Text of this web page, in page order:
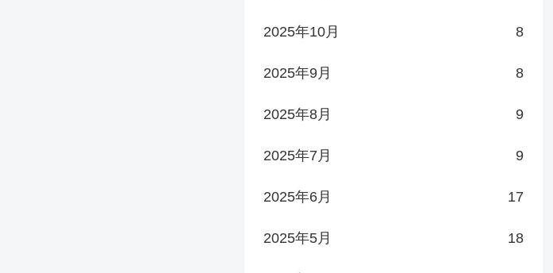
2025年10月 8
2025年9月 8
2025年8月 9
2025年7月 9
2025年6月 17
2025年5月 18